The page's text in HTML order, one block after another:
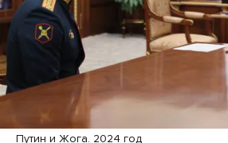
Путин и Жога. 2024 год